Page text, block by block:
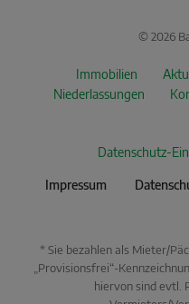
© 2026
Immobilien
Niederlassungen
Datenschutz-
Impressum
* Sie bezahlen als Mieter/
„Provisionsfrei“-
hiervon sind evtl.